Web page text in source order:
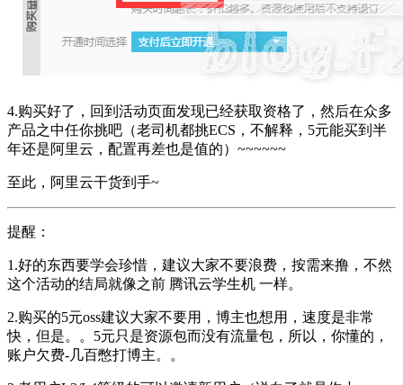
4.购买好了，回到活动页面发现已经获取资格了，然后在众多
产品之中任你挑吧（老司机都挑ECS，不解释，5元能买到半
年还是阿里云，配置再差也是值的）~~~~~~
至此，阿里云干货到手~
提醒：
1.好的东西要学会珍惜，建议大家不要浪费，按需来撸，不然
这个活动的结局就像之前 腾讯云学生机 一样。
2.购买的5元oss建议大家不要用，博主也想用，速度是非常
快，但是。。5元只是资源包而没有流量包，所以，你懂的，
账户欠费-几百憋打博主。。